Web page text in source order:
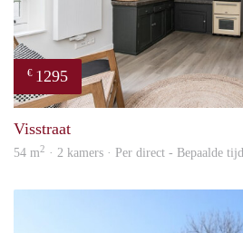
€ 1295
Visstraat
54 m2 · 2 kamers · Per direct - Bepaalde tijd